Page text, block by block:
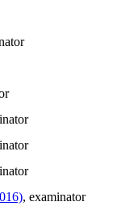
, examinator